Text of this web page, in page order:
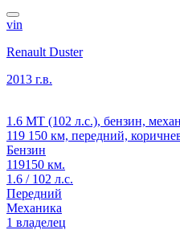
vin
Renault Duster
2013 г.в.
1.6 MT (102 л.с.), бензин,
119 150 км, передний,
Бензин
119150 км.
1.6 / 102 л.с.
Передний
Механика
1 владелец